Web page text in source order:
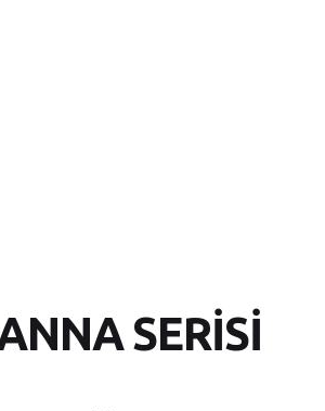
SERİSİ